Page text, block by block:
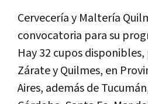
Cervecería y Maltería
convocatoria para su
Hay 32 cupos
Zárate y Quilmes, en
Aires, además de